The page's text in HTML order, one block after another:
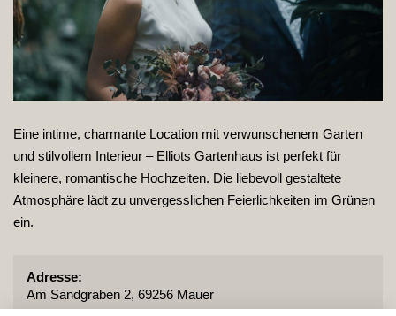
Eine intime, charmante Location mit verwunschenem Garten
und stilvollem Interieur – Elliots Gartenhaus ist perfekt für
kleinere, romantische Hochzeiten. Die liebevoll gestaltete
Atmosphäre lädt zu unvergesslichen Feierlichkeiten im Grünen
ein.
Adresse:
Am Sandgraben 2, 69256 Mauer